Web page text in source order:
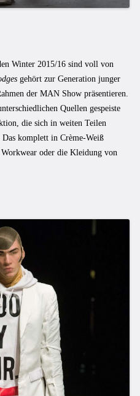
Winter 2015/16 sind voll von
gehört zur Generation junger
der MAN Show präsentieren.
Quellen gespeiste
die sich in weiten Teilen
komplett in Crème-Weiß
oder die Kleidung von